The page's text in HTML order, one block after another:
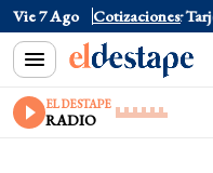
Vie 7 Ago Cotizaciones
Oficial $1520 Dólar Tarjeta
EL DESTAPE
RADIO